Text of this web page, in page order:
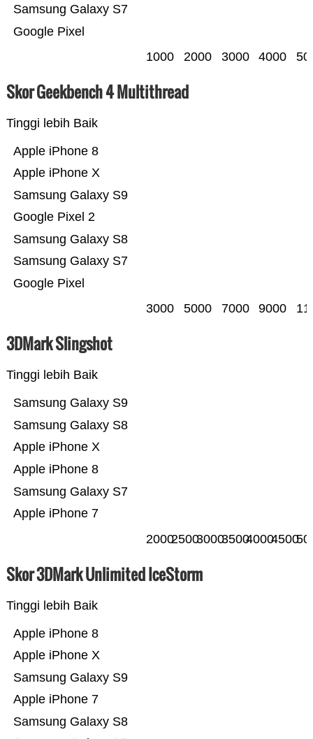
Google Pixel
Samsung Galaxy S7
1000 2000 3000 4000
Skor Geekbench 4 Multithread
Tinggi lebih Baik
Google Pixel
Samsung Galaxy S7
Samsung Galaxy S8
Google Pixel 2
Samsung Galaxy S9
Apple iPhone X
Apple iPhone 8
3000 5000 7000 9000
3DMark Slingshot
Tinggi lebih Baik
Apple iPhone 7
Samsung Galaxy S7
Apple iPhone 8
Apple iPhone X
Samsung Galaxy S8
Samsung Galaxy S9
200025003000350040004500
Skor 3DMark Unlimited IceStorm
Tinggi lebih Baik
Samsung Galaxy S8
Apple iPhone 7
Samsung Galaxy S9
Apple iPhone X
Apple iPhone 8